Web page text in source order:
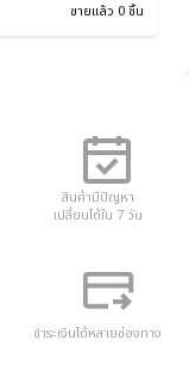
ขายแล้ว 0 ชิ้น
สินค้ามีปัญหา
เปลี่ยนได้ใน 7 วัน
ชำระเงินได้หลายช่องทาง